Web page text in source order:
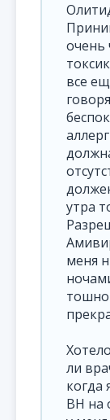
очень
все
утра
меня
ли
когда
ВН на